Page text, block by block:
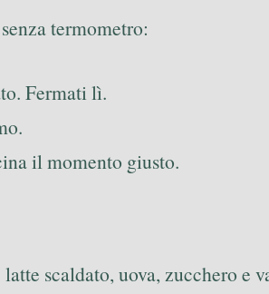
termometro:
Fermati lì.
il momento giusto.
scaldato, uova, zucchero